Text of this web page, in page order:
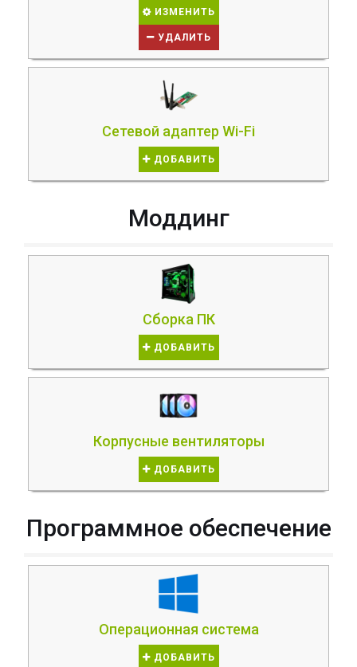
ИЗМЕНИТЬ
УДАЛИТЬ
Сетевой адаптер Wi-Fi
ДОБАВИТЬ
Моддинг
Сборка ПК
ДОБАВИТЬ
Корпусные вентиляторы
ДОБАВИТЬ
Программное обеспечение
Операционная система
ДОБАВИТЬ